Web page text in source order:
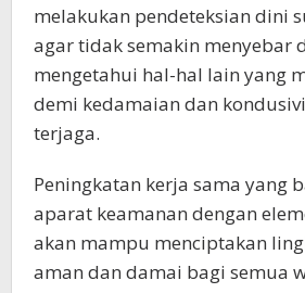
melakukan pendeteksian dini
agar tidak semakin menyebar
mengetahui hal-hal lain yang
demi kedamaian dan
terjaga.
Peningkatan kerja sama yang
aparat keamanan dengan
akan mampu menciptakan
aman dan damai bagi semua